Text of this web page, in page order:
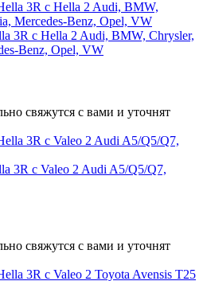
3R с Hella 2 Audi, BMW, Chrysler,
Benz, Opel, VW
свяжутся с вами и уточнят
3R с Valeo 2 Audi A5/Q5/Q7,
свяжутся с вами и уточнят